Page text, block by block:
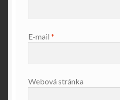
E-mail *
Webová stránka